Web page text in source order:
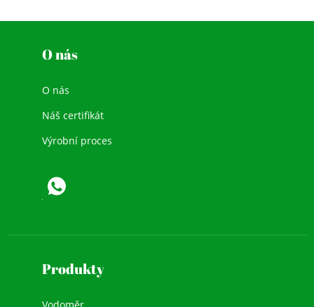
O nás
O nás
Náš certifikát
Výrobní proces
Produkty